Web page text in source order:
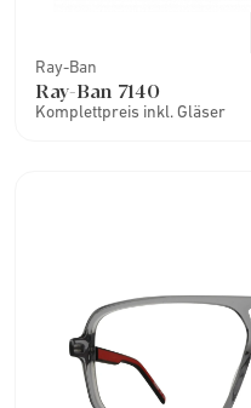
Ray-Ban
Ray-Ban 7140
Komplettpreis inkl. Gläser